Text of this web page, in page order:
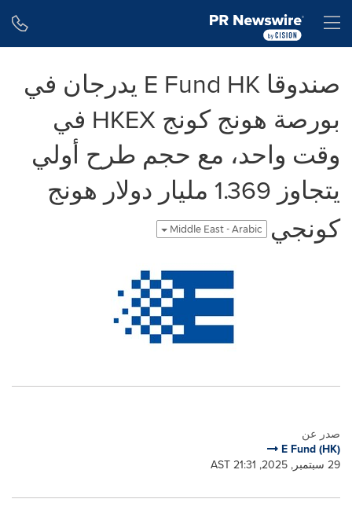
صندوقا E Fund HK يدرجان في
بورصة هونج كونج HKEX في
وقت واحد، مع حجم طرح أولي
يتجاوز 1.369 مليار دولار هونج
كونجي
Middle East - Arabic
صدر عن
E Fund (HK)
29 سبتمبر, 2025, 21:31 AST